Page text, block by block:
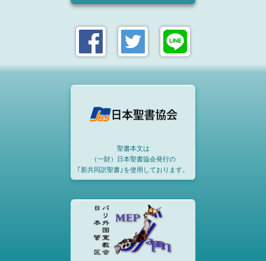
聖書本文は
（一財）日本聖書協会発行の
｢新共同訳聖書｣を使用しております。